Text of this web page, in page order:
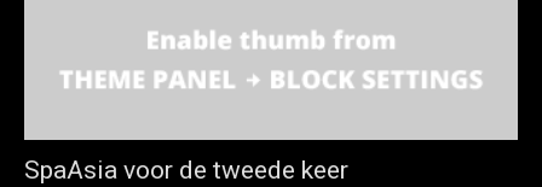
SpaAsia voor de tweede keer